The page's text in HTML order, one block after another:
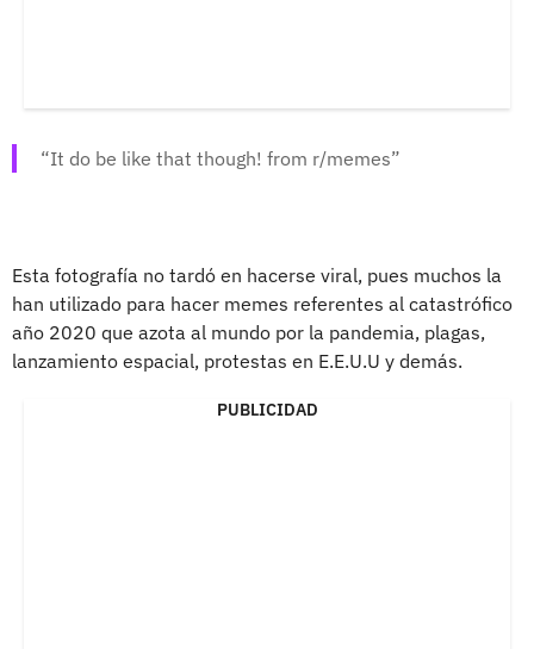
It do be like that though! from r/memes
Esta fotografía no tardó en hacerse viral, pues muchos la
han utilizado para hacer memes referentes al catastrófico
año 2020 que azota al mundo por la pandemia, plagas,
lanzamiento espacial, protestas en E.E.U.U y demás.
PUBLICIDAD